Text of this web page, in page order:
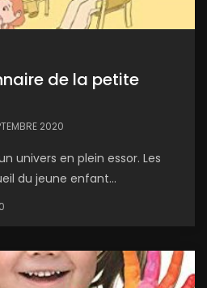
de la petite
2020
univers en plein essor. Les
du jeune enfant...
0